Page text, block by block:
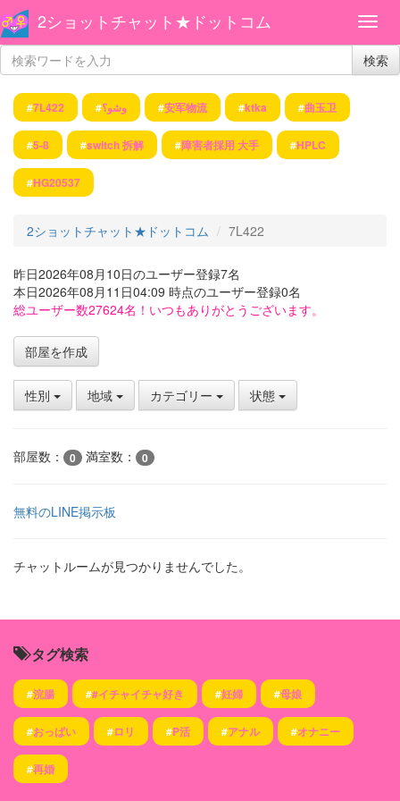
2ショットチャット★ドットコム
検索
#7L422 #وشو؟ #安军物流 #ktka #曲玉卫
#5-8 #switch 拆解 #障害者採用 大手 #HPLC
#HG20537
2ショットチャット★ドットコム 7L422
昨日2026年08月10日のユーザー登録7名
本日2026年08月11日04:09 時点のユーザー登録0名
総ユーザー数27624名！いつもありがとうございます。
部屋を作成
性別 地域 カテゴリー 状態
部屋数： 0 満室数： 0
無料のLINE掲示板
チャットルームが見つかりませんでした。
タグ検索
#浣腸 ##イチャイチャ好き #妊婦 #母娘
#おっぱい #ロリ #P活 #アナル #オナニー
#再婚